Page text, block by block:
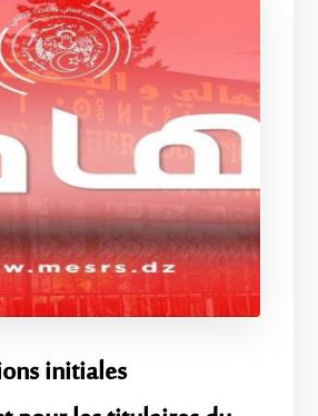
initiales